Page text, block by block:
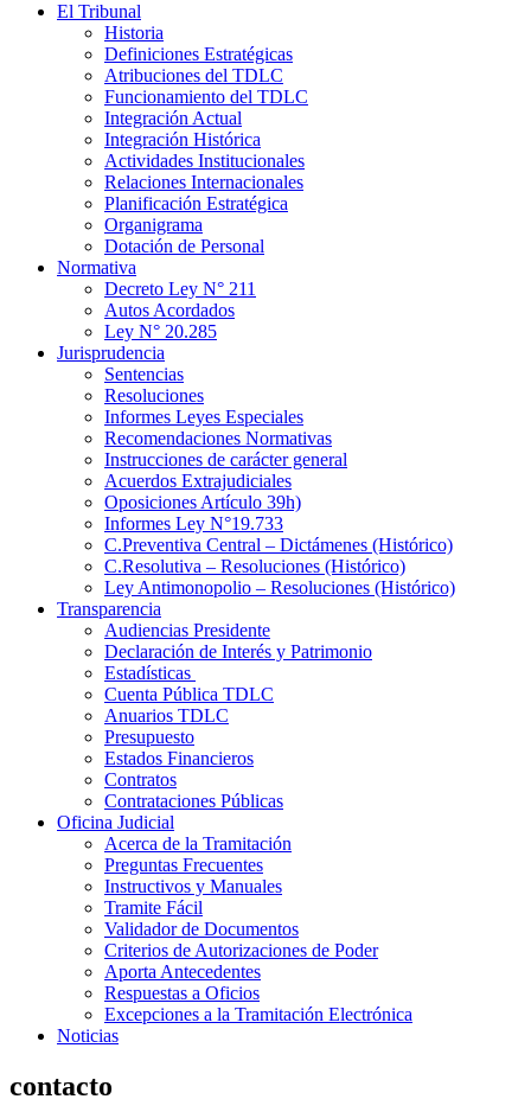
El Tribunal
Historia
Definiciones Estratégicas
Atribuciones del TDLC
Funcionamiento del TDLC
Integración Actual
Integración Histórica
Actividades Institucionales
Relaciones Internacionales
Planificación Estratégica
Organigrama
Dotación de Personal
Normativa
Decreto Ley N° 211
Autos Acordados
Ley N° 20.285
Jurisprudencia
Sentencias
Resoluciones
Informes Leyes Especiales
Recomendaciones Normativas
Instrucciones de carácter general
Acuerdos Extrajudiciales
Oposiciones Artículo 39h)
Informes Ley N°19.733
C.Preventiva Central – Dictámenes (Histórico)
C.Resolutiva – Resoluciones (Histórico)
Ley Antimonopolio – Resoluciones (Histórico)
Transparencia
Audiencias Presidente
Declaración de Interés y Patrimonio
Estadísticas
Cuenta Pública TDLC
Anuarios TDLC
Presupuesto
Estados Financieros
Contratos
Contrataciones Públicas
Oficina Judicial
Acerca de la Tramitación
Preguntas Frecuentes
Instructivos y Manuales
Tramite Fácil
Validador de Documentos
Criterios de Autorizaciones de Poder
Aporta Antecedentes
Respuestas a Oficios
Excepciones a la Tramitación Electrónica
Noticias
contacto